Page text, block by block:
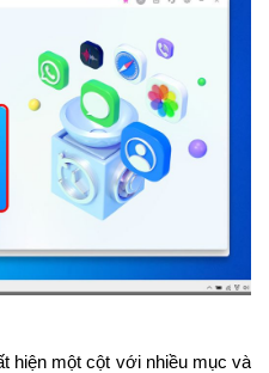
hiện một cột với nhiều mục và